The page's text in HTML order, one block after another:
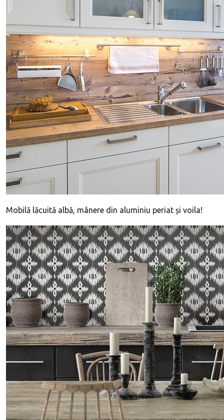
Mobilă lăcuită albă, mânere din aluminiu periat și voila!